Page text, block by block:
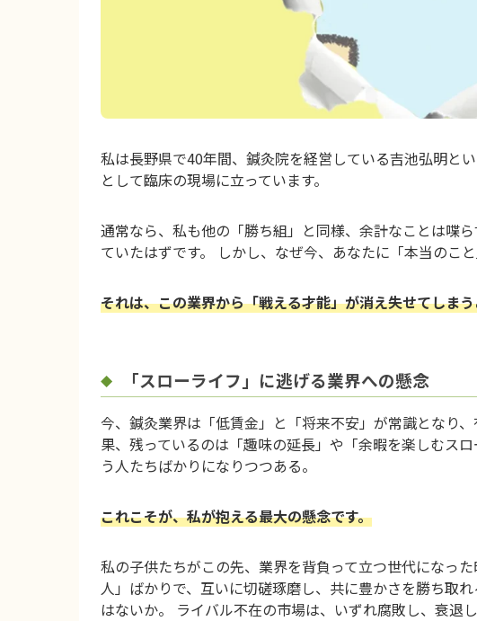
私は長野県で40年間、鍼灸院を経営している吉池弘明と
として臨床の現場に立っています。
通常なら、私も他の「勝ち組」と同様、余計なことは喋
ていたはずです。 しかし、なぜ今、あなたに「本当のこと
それは、この業界から「戦える才能」が消え失せてしま
「スローライフ」に逃げる業界への懸念
今、鍼灸業界は「低賃金」と「将来不安」が常識となり
果、残っているのは「趣味の延長」や「余暇を楽しむス
う人たちばかりになりつつある。
これこそが、私が抱える最大の懸念です。
私の子供たちがこの先、業界を背負って立つ世代になっ
人」ばかりで、互いに切磋琢磨し、共に豊かさを勝ち取
はないか。 ライバル不在の市場は、いずれ腐敗し、衰退し